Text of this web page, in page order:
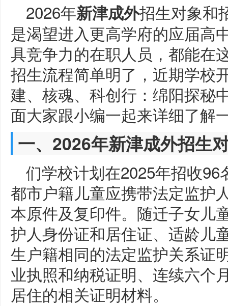
2026年新津成外招生对象和
是渴望进入更高学府的应届高
具竞争力的在职人员，都能在
招生流程简单明了，近期学校
建、核魂、科创行：绵阳探秘
面大家跟小编一起来详细了解
一、2026年新津成外招生
们学校计划在2025年招收
都市户籍儿童应携带法定监护
本原件及复印件。随迁子女儿
护人身份证和居住证、适龄儿
生户籍相同的法定监护关系证
业执照和纳税证明、连续六个
居住的相关证明材料。